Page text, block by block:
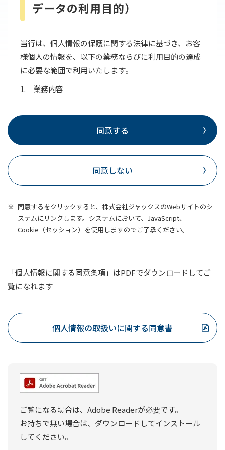
データの利用目的）
当行は、個人情報の保護に関する法律に基づき、お客
様個人の情報を、以下の業務ならびに利用目的の達成
に必要な範囲で利用いたします。
業務内容
業務、保険募集業務、金融商品仲介業務、信
託業務、社債業務等、法律により銀行が営む
す。）
利用目的
す。
各種金融商品の窓口開設等、金融商品やサー
預金取引や融資取引等における期日管理等、
継続的なお取引における管理のため
融資のお申込みや継続的なご利用等に際して
の判断のため
同意する
同意しない
同意するをクリックすると、株式会社ジャックスのWebサイトのシ
ステムにリンクします。システムにおいて、JavaScript、
Cookie（セッション）を使用しますのでご了承ください。
「個人情報に関する同意条項」はPDFでダウンロードしてご
覧になれます
個人情報の取扱いに関する同意書
ご覧になる場合は、Adobe Readerが必要です。
お持ちで無い場合は、ダウンロードしてインストール
してください。